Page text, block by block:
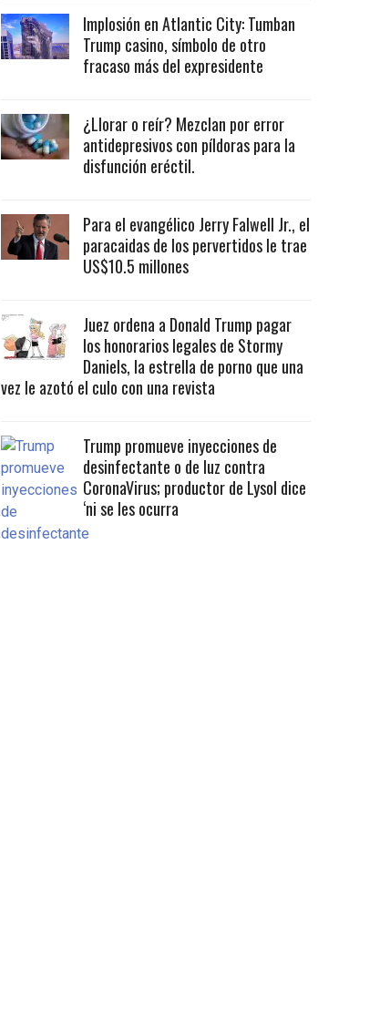
Implosión en Atlantic City: Tumban
Trump casino, símbolo de otro
fracaso más del expresidente
¿Llorar o reír? Mezclan por error
antidepresivos con píldoras para la
disfunción eréctil.
Para el evangélico Jerry Falwell Jr., el
paracaidas de los pervertidos le trae
US$10.5 millones
Juez ordena a Donald Trump pagar
los honorarios legales de Stormy
Daniels, la estrella de porno que una
vez le azotó el culo con una revista
Trump promueve inyecciones de
desinfectante o de luz contra
CoronaVirus; productor de Lysol dice
‘ni se les ocurra